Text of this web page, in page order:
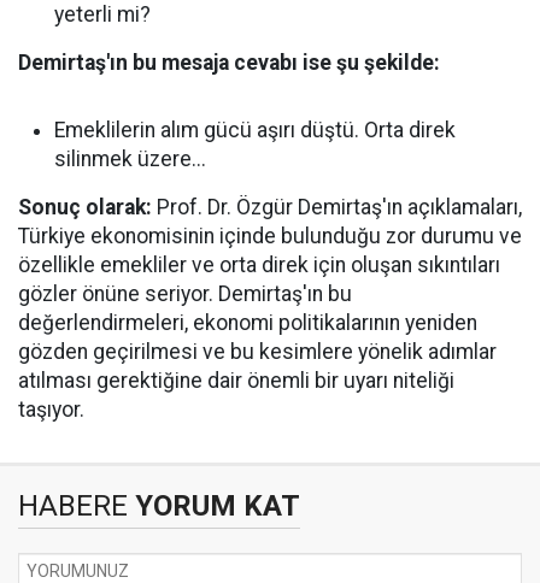
yeterli mi?
Demirtaş'ın bu mesaja cevabı ise şu şekilde:
Emeklilerin alım gücü aşırı düştü. Orta direk
silinmek üzere...
Sonuç olarak: Prof. Dr. Özgür Demirtaş'ın açıklamaları,
Türkiye ekonomisinin içinde bulunduğu zor durumu ve
özellikle emekliler ve orta direk için oluşan sıkıntıları
gözler önüne seriyor. Demirtaş'ın bu
değerlendirmeleri, ekonomi politikalarının yeniden
gözden geçirilmesi ve bu kesimlere yönelik adımlar
atılması gerektiğine dair önemli bir uyarı niteliği
taşıyor.
HABERE YORUM KAT